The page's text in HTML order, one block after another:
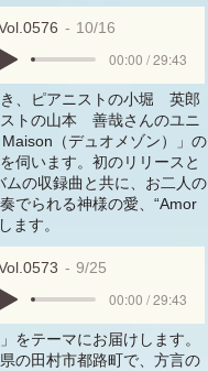
10/16
00:00 / 29:43
、ピアニストの小堀 英郎
トの山本 善哉さんのユニ
（デュオメゾン）」の
伺います。初のリリースと
ムの収録曲と共に、お二人の
でられる神様の愛、“Amor
ます。
9/25
00:00 / 29:43
をテーマにお届けします。
の田村市都路町で、方言の